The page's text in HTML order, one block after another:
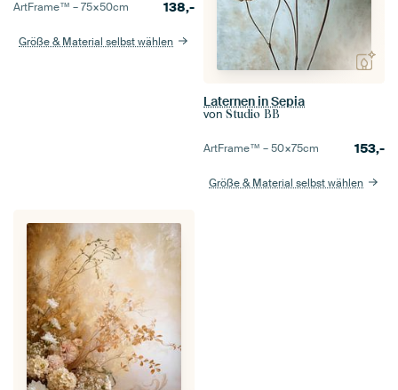
ArtFrame™ –75×50cm 138,-
Größe & Material selbst wählen
Laternen in Sepia
von Studio BB
ArtFrame™ –50×75cm 153,-
Größe & Material selbst wählen